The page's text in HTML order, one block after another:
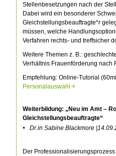
Stellenbesetzungen nach der
Dabei wird ein besonderer
Gleichstellungsbeauftragte*r
müssen, welche
Verfahren rechts- und treffsicher
Weitere Themen z. B.:
Verhältnis Frauenförderung nach
Empfehlung: Online-Tutorial
Personalauswahl
Weiterbildung: „Neu im Amt –
Gleichstellungsbeauftragte“
Dr.in Sabine Blackmore
Der